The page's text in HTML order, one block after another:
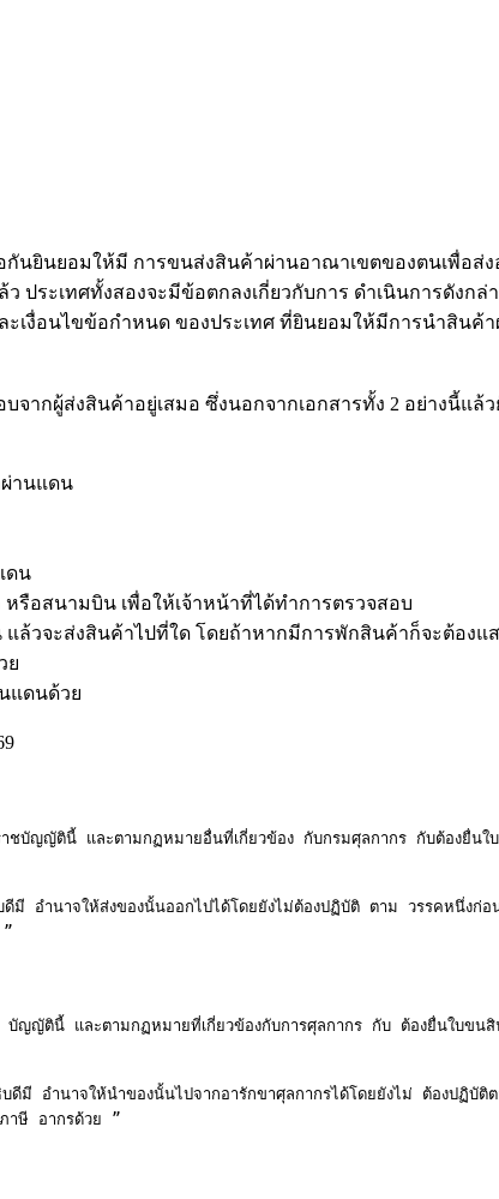
ยินยอมให้มี การขนส่งสินค้าผ่านอาณาเขตของตนเพื่อส่ง
ประเทศทั้งสองจะมีข้อตกลงเกี่ยวกับการ ดำเนินการดังก
งื่อนไขข้อกำหนด ของประเทศ ที่ยินยอมให้มีการนำสินค้
กผู้ส่งสินค้าอยู่เสมอ ซึ่งนอกจากเอกสารทั้ง 2 อย่างนี้แล้
านแดน
ดน
รือสนามบิน เพื่อให้เจ้าหน้าที่ได้ทำการตรวจสอบ
ล้วจะส่งสินค้าไปที่ใด โดยถ้าหากมีการพักสินค้าก็จะต้องแ
ย
แดนด้วย
บัญญัตินี้ และตามกฏหมายอื่นที่เกี่ยวข้อง กับกรมศุลกากร กับต้องยื่นใ
”
ญัตินี้ และตามกฏหมายที่เกี่ยวข้องกับการศุลกากร กับ ต้องยื่นใบขน
มี อำนาจให้นำของนั้นไปจากอารักขาศุลกากรได้โดยยังไม่ ต้องปฏิ
ภาษี อากรด้วย ”